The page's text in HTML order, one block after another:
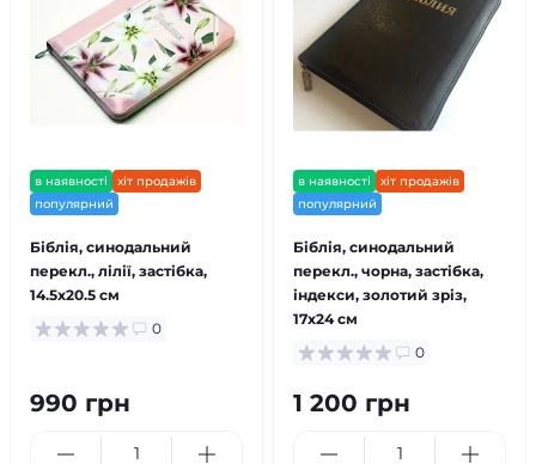
в наявності
хіт продажів
популярний
Біблія, синодальний
перекл., лілії, застібка,
14.5x20.5 см
0
990 грн
в наявності
хіт продажів
популярний
Біблія, синодальний
перекл., чорна, застібка,
індекси, золотий зріз,
17x24 см
0
1 200 грн